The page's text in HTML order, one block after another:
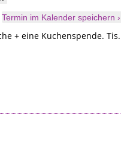
Termin im Kalender speichern ›
+ eine Kuchenspende.